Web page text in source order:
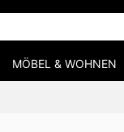
MÖBEL & WOHNEN